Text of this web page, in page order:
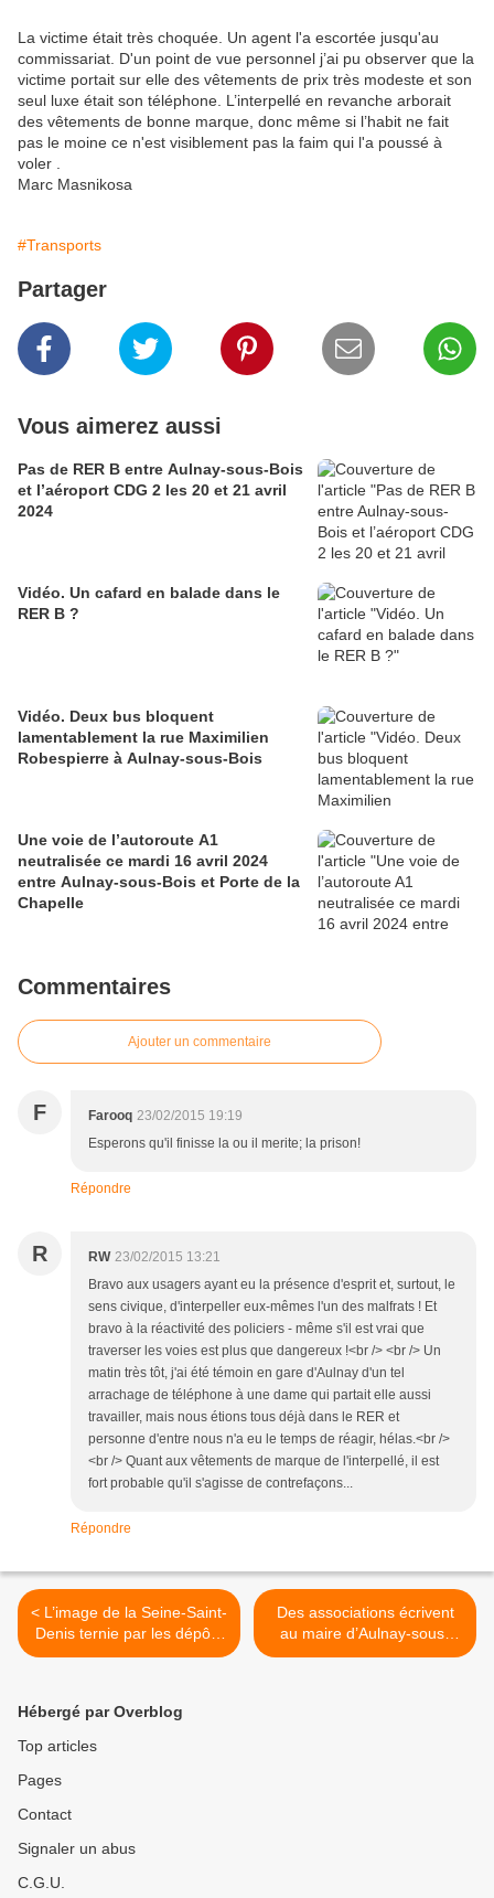
La victime était très choquée. Un agent l'a escortée jusqu'au
commissariat. D'un point de vue personnel j’ai pu observer que la
victime portait sur elle des vêtements de prix très modeste et son
seul luxe était son téléphone. L’interpellé en revanche arborait
des vêtements de bonne marque, donc même si l’habit ne fait
pas le moine ce n'est visiblement pas la faim qui l'a poussé à
voler .
Marc Masnikosa
#Transports
Partager
Vous aimerez aussi
Pas de RER B entre Aulnay-sous-Bois
et l’aéroport CDG 2 les 20 et 21 avril
2024
Vidéo. Un cafard en balade dans le
RER B ?
Vidéo. Deux bus bloquent
lamentablement la rue Maximilien
Robespierre à Aulnay-sous-Bois
Une voie de l’autoroute A1
neutralisée ce mardi 16 avril 2024
entre Aulnay-sous-Bois et Porte de la
Chapelle
Commentaires
Ajouter un commentaire
F Farooq 23/02/2015 19:19
Esperons qu'il finisse la ou il merite; la prison!
Répondre
R RW 23/02/2015 13:21
Bravo aux usagers ayant eu la présence d'esprit et, surtout, le
sens civique, d'interpeller eux-mêmes l'un des malfrats ! Et
bravo à la réactivité des policiers - même s'il est vrai que
traverser les voies est plus que dangereux !<br /> <br /> Un
matin très tôt, j'ai été témoin en gare d'Aulnay d'un tel
arrachage de téléphone à une dame qui partait elle aussi
travailler, mais nous étions tous déjà dans le RER et
personne d'entre nous n'a eu le temps de réagir, hélas.<br />
<br /> Quant aux vêtements de marque de l'interpellé, il est
fort probable qu'il s'agisse de contrefaçons...
Répondre
< L’image de la Seine-Saint-
Denis ternie par les dépôts
sauvages d’ordures
Des associations écrivent
au maire d’Aulnay-sous-
Bois Bruno Beschizza sur le
Hébergé par Overblog
Top articles
Pages
Contact
Signaler un abus
C.G.U.